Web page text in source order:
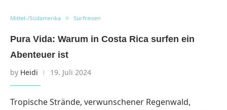
Mittel-/Südamerika Surfreisen
Pura Vida: Warum in Costa Rica surfen ein
Abenteuer ist
by Heidi 19. Juli 2024
Tropische Strände, verwunschener Regenwald,